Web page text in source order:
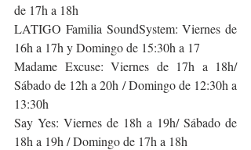
de 17h a 18h
LATIGO Familia SoundSystem: Viernes de
16h a 17h y Domingo de 15:30h a 17
Madame Excuse: Viernes de 17h a 18h/
Sábado de 12h a 20h / Domingo de 12:30h a
13:30h
Say Yes: Viernes de 18h a 19h/ Sábado de
18h a 19h / Domingo de 17h a 18h